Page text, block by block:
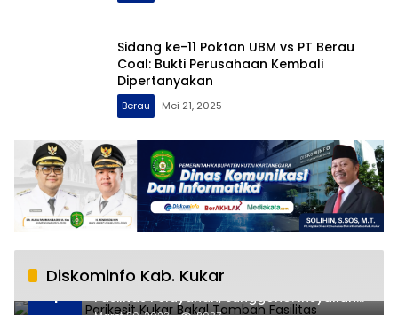
Sidang ke-11 Poktan UBM vs PT Berau
Coal: Bukti Perusahaan Kembali
Dipertanyakan
Berau Mei 21, 2025
Diskominfo Kab. Kukar
1
RSUD AM Parikesit Kukar Bakal Tambah
Fasilitas Pelayanan, Sunggono: Insyallah